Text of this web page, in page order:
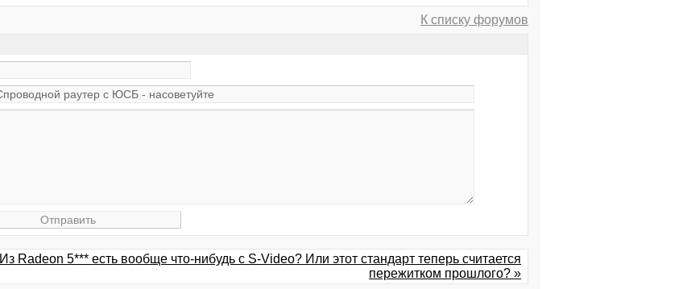
К списку форумов
Из Radeon 5*** есть вообще что-нибудь с S-Video? Или этот стандарт теперь считается
пережитком прошлого? »